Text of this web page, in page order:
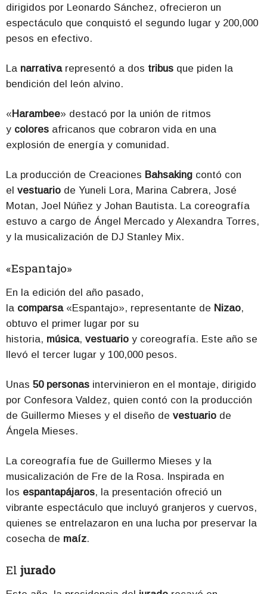
dirigidos por Leonardo Sánchez, ofrecieron un
espectáculo que conquistó el segundo lugar y 200,000
pesos en efectivo.
La narrativarepresentó a dos tribus que piden la
bendición del león alvino.
«Harambee» destacó por la unión de ritmos
y colores africanos que cobraron vida en una
explosión de energía y comunidad.
La producción de Creaciones Bahsaking contó con
el vestuario de Yuneli Lora, Marina Cabrera, José
Motan, Joel Núñez y Johan Bautista. La coreografía
estuvo a cargo de Ángel Mercado y Alexandra Torres,
y la musicalización de DJ Stanley Mix.
«Espantajo»
En la edición del año pasado,
la comparsa«Espantajo», representante de Nizao,
obtuvo el primer lugar por su
historia, música, vestuario y coreografía. Este año se
llevó el tercer lugar y 100,000 pesos.
Unas 50 personas intervinieron en el montaje, dirigido
por Confesora Valdez, quien contó con la producción
de Guillermo Mieses y el diseño de vestuario de
Ángela Mieses.
La coreografía fue de Guillermo Mieses y la
musicalización de Fre de la Rosa. Inspirada en
los espantapájaros, la presentación ofreció un
vibrante espectáculo que incluyó granjeros y cuervos,
quienes se entrelazaron en una lucha por preservar la
cosecha de maíz.
El jurado